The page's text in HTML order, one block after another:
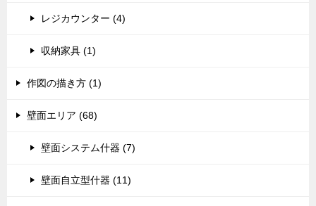
レジカウンター (4)
収納家具 (1)
作図の描き方 (1)
壁面エリア (68)
壁面システム什器 (7)
壁面自立型什器 (11)